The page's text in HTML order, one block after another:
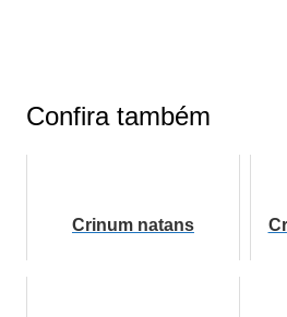
Confira também
Crinum natans